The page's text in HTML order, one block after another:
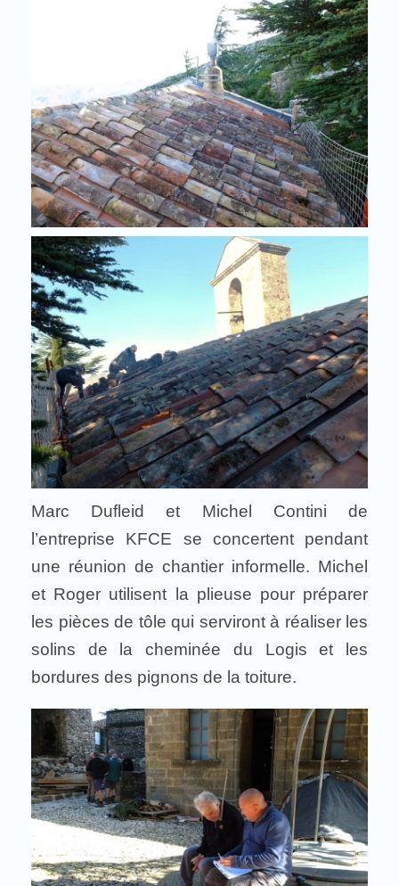
Marc Dufleid et Michel Contini de
l’entreprise KFCE se concertent pendant
une réunion de chantier informelle. Michel
et Roger utilisent la plieuse pour préparer
les pièces de tôle qui serviront à réaliser les
solins de la cheminée du Logis et les
bordures des pignons de la toiture.